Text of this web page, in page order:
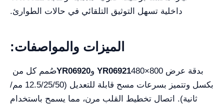
داخلية تسهل التوثيق التلقائي في حالات الطوارئ.
الميزات والمواصفات:
صُمم كل منYR06920و YR06921بدقة عرض 800×480
بكسل وتتميز بسرعات مسح قابلة للتعديل (12.5/25/50 مم/
ثانية). اتصال تخطيط القلب مرن، مما يسمح باستخدام